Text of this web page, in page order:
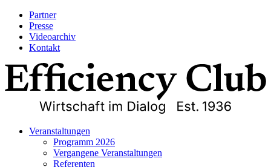
Partner
Presse
Videoarchiv
Kontakt
Veranstaltungen
Programm 2026
Vergangene Veranstaltungen
Referenten